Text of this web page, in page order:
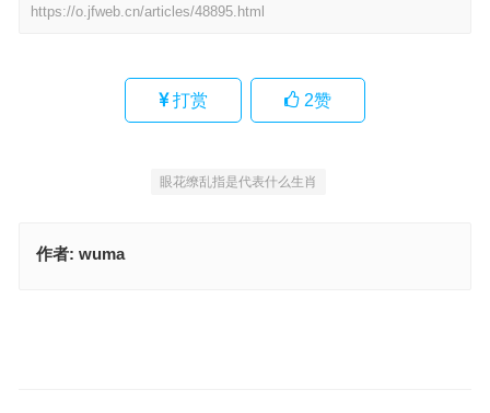
https://o.jfweb.cn/articles/48895.html
打赏 2赞
眼花缭乱指是代表什么生肖
作者: wuma